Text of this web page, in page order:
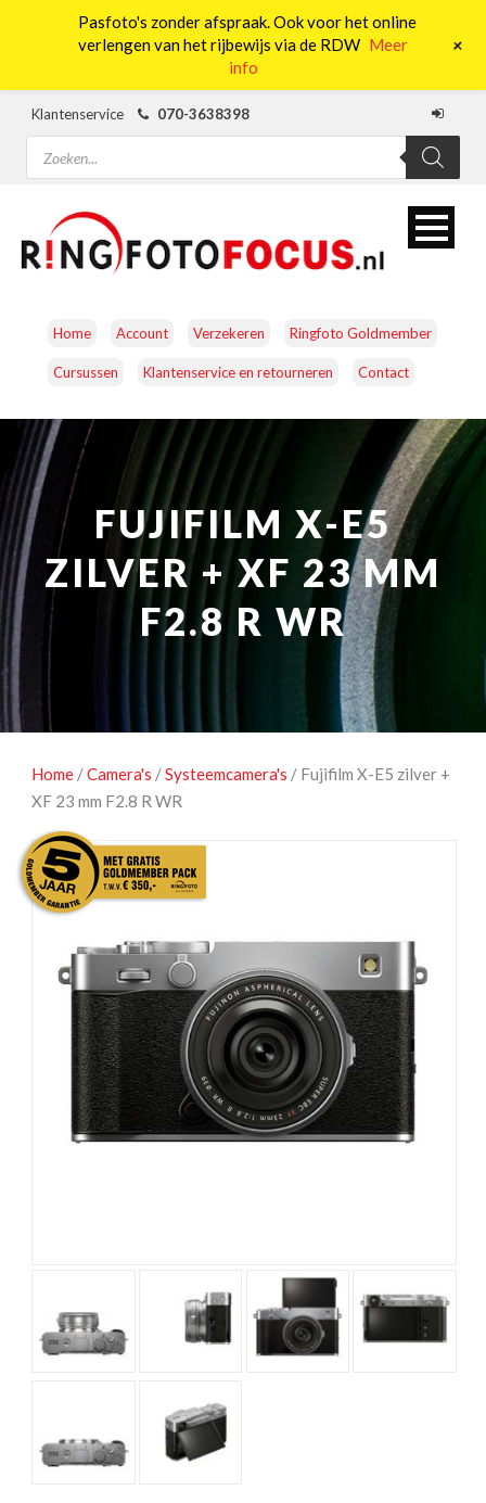
Klantenservice
070-3638398
Producten
zoeken
Home Account Verzekeren Ringfoto Goldmember
Cursussen Klantenservice en retourneren Contact
CAMERA’S OBJECTIEVEN ACCESSOIRES
NATUUROBSERVATIE MEDIA EN ENERGIE
STUDIOFOTOGRAFIE OCCASIONS
FUJIFILM X-E5
ZILVER + XF 23 MM
F2.8 R WR
Home /Camera's /Systeemcamera's / Fujifilm X-E5 zilver +
XF 23 mm F2.8 R WR
Pasfoto's zonder afspraak. Ook voor het online
verlengen van het rijbewijs via de RDW Meer
info
+